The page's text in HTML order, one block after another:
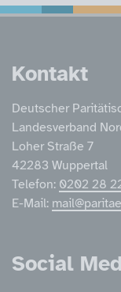
Kontakt
Deutscher
Landesverband
Loher Straße 7
42283 Wuppertal
Telefon: 0202 28
E-Mail:
Social